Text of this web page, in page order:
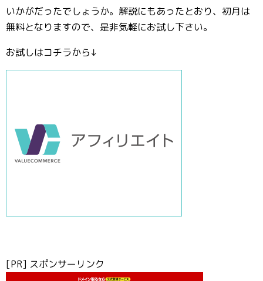
いかがだったでしょうか。解説にもあったとおり、初月は
無料となりますので、是非気軽にお試し下さい。
お試しはコチラから↓
[PR] スポンサーリンク